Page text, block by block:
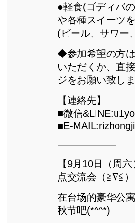
●軽食(ゴディバ
や各種スイーツ
(ビール、サワー
◆参加希望の方
いただくか、直
ジをお願い致し
【連絡先】
■微信
■E-
――――――
【9月10日（周
点交流会（≧∇≦）
在台场的豪华公
秋节吧(*^^*)